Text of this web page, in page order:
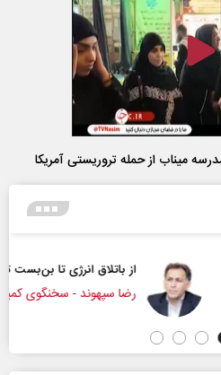
میناب از حمله تروریستی آمریکا
انرژی تا بن‌بست ترامپ
- سخنگوی کمیسیون انرژی مجلس